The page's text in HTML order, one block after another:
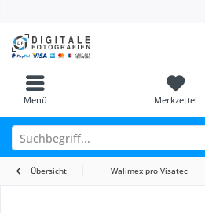
Menü Merkzettel
Übersicht Walimex pro Visatec